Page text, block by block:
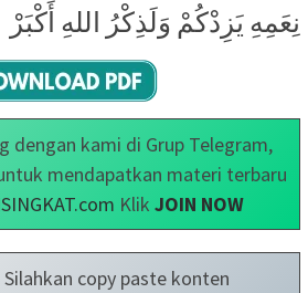
نِعَمِهِ يَزِدْكُمْ وَلَذِكْرُ اللهِ أَكْبَرْ
dengan kami di Grup Telegram,
mendapatkan materi terbaru
Klik JOIN NOW
Silahkan copy paste konten